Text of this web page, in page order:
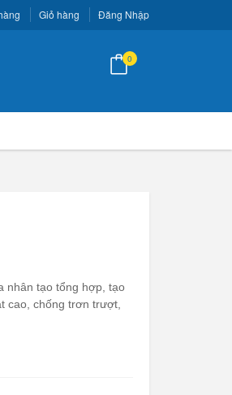
Giỏ hàng Đăng Nhập
0
nhân tạo tổng hợp, tạo
cao, chống trơn trượt,